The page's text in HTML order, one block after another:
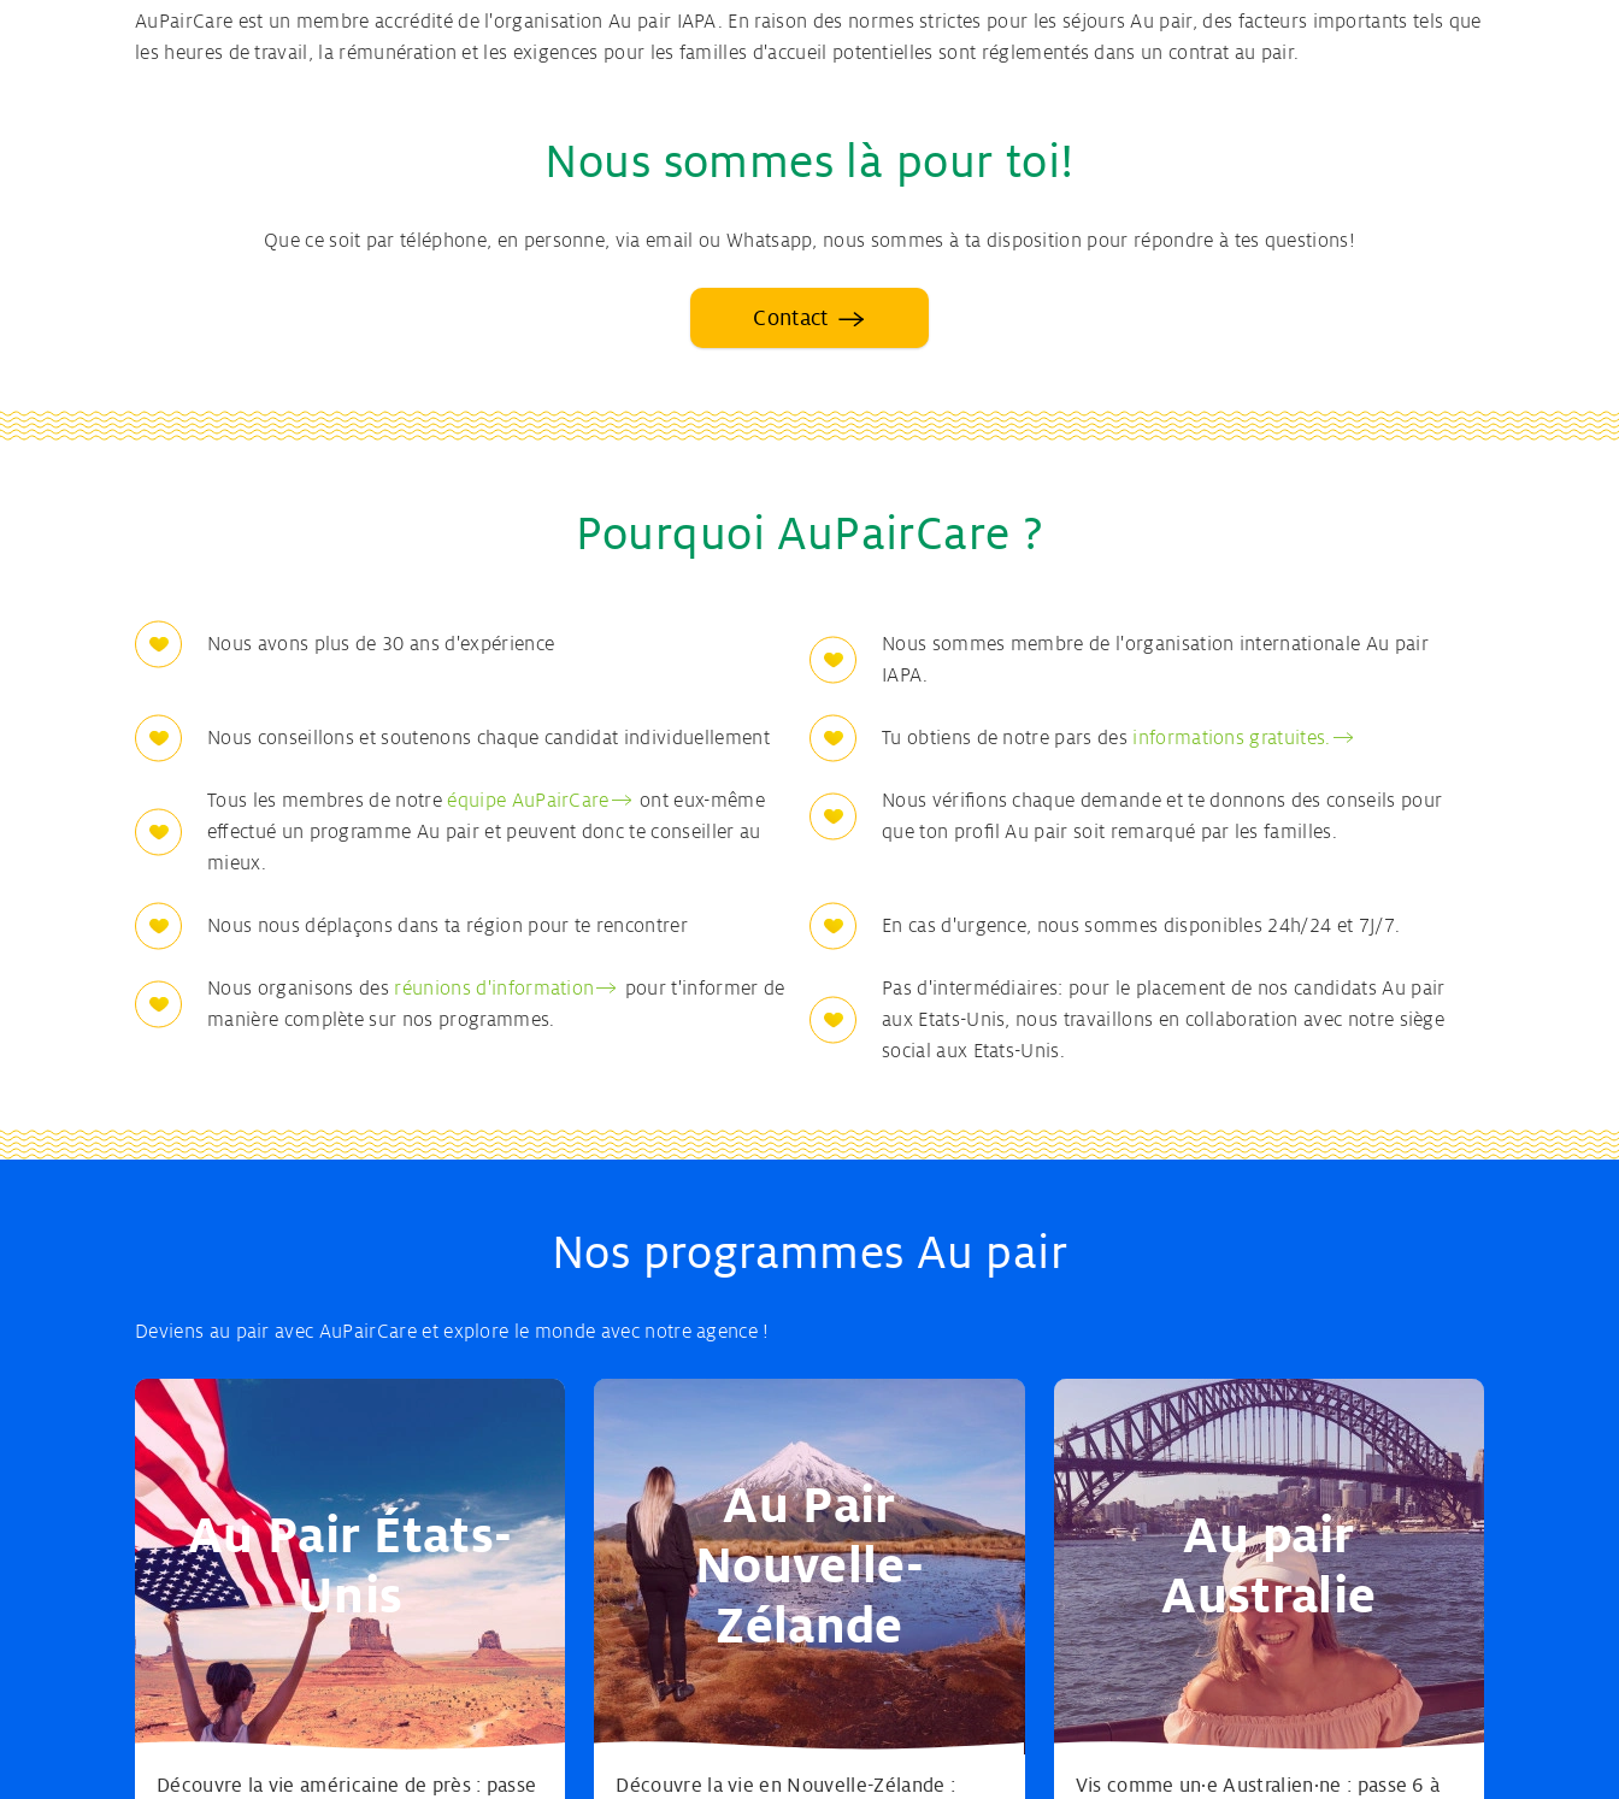
AuPairCare est un membre accrédité de l'organisation Au pair IAPA. En raison des normes strictes pour les séjours Au pair, des facteurs importants tels que
les heures de travail, la rémunération et les exigences pour les familles d'accueil potentielles sont réglementés dans un contrat au pair.
Nous sommes là pour toi!
Que ce soit par téléphone, en personne, via email ou Whatsapp, nous sommes à ta disposition pour répondre à tes questions!
Contact
Pourquoi AuPairCare ?
Nous avons plus de 30 ans d'expérience
Nous sommes membre de l'organisation internationale Au pair
IAPA.
Nous conseillons et soutenons chaque candidat individuellement Tu obtiens de notre pars des informations gratuites.
Tous les membres de notreéquipe AuPairCare
ont eux-même
effectué un programme Au pair et peuvent donc te conseiller au
mieux.
Nous vérifions chaque demande et te donnons des conseils pour
que ton profil Au pair soit remarqué par les familles.
Nous nous déplaçons dans ta région pour te rencontrer En cas d'urgence, nous sommes disponibles 24h/24 et 7J/7.
Nous organisons des réunions d'information
pour t'informer de
manière complète sur nos programmes.
Pas d'intermédiaires: pour le placement de nos candidats Au pair
aux Etats-Unis, nous travaillons en collaboration avec notre siège
social aux Etats-Unis.
Nos programmes Au pair
Deviens au pair avec AuPairCare et explore le monde avec notre agence !
Au Pair États-
Unis
Découvre la vie américaine de près : passe
Au Pair
Nouvelle-
Zélande
Découvre la vie en Nouvelle-Zélande :
Au pair
Australie
Vis comme un·e Australien·ne : passe 6 à